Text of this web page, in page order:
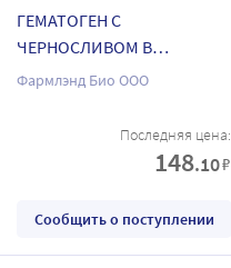
ГЕМАТОГЕН С
ЧЕРНОСЛИВОМ В
ШОКОЛАДНОЙ ГЛАЗУРИ
Фармлэнд Био ООО
Последняя цена:
148.10₽
Сообщить о поступлении